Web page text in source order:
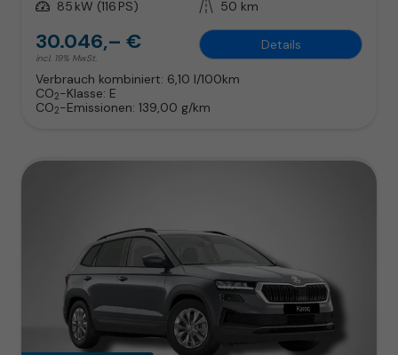
Leistung 85 kW (116 PS) Kilometerstand 50 km
30.046,– €
incl. 19% MwSt.
Details
Verbrauch kombiniert: 6,10 l/100km
CO2-Klasse: E
CO2-Emissionen: 139,00 g/km